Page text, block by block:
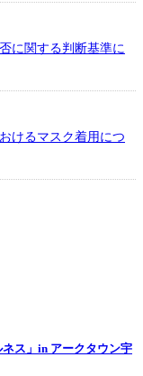
に関する判断基準に
けるマスク着用につ
ス」in アークタウン宇